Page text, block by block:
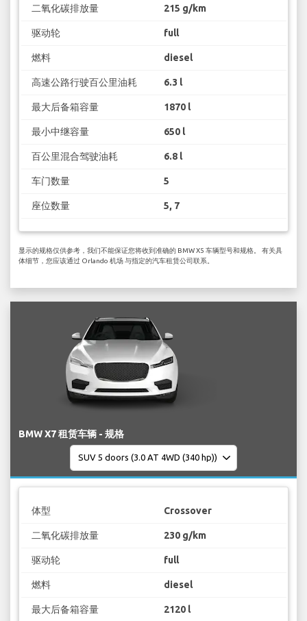
二氧化碳排放量 215 g/km
驱动轮 full
燃料 diesel
高速公路行驶百公里油耗 6.3 l
最大后备箱容量 1870 l
最小中继容量 650 l
百公里混合驾驶油耗 6.8 l
车门数量 5
座位数量 5, 7
显示的规格仅供参考，我们不能保证您将收到准确的 BMW X5 车辆型号和规格。 有关具
体细节，您应该通过 Orlando 机场 与指定的汽车租赁公司联系。
BMW X7 租赁车辆 - 规格
体型 Crossover
二氧化碳排放量 230 g/km
驱动轮 full
燃料 diesel
最大后备箱容量 2120 l